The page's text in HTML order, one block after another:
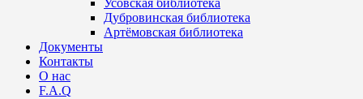
Усовская библиотека
Дубровинская библиотека
Артёмовская библиотека
Документы
Контакты
О нас
F.A.Q